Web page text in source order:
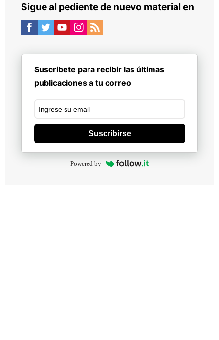
Sigue al pediente de nuevo material en
Suscribete para recibir las últimas
publicaciones a tu correo
Suscribirse
Powered by